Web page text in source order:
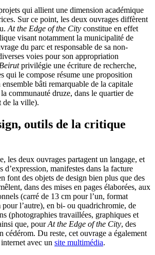
qui allient une dimension académique
Sur ce point, les deux ouvrages diffèrent
At the Edge of the City constitue en effet
visant notamment la municipalité de
du parc et responsable de sa non-
voies pour son appropriation
privilégie une écriture de recherche,
qui le compose résume une proposition
bâti remarquable de la capitale
communauté druze, dans le quartier de
de la ville).
outils de la critique
les deux ouvrages partagent un langage, et
d’expression, manifestes dans la facture
font des objets de design bien plus que des
dans des mises en pages élaborées, aux
(carré de 13 cm pour l’un, format
l’autre), en bi- ou quadrichromie, de
(photographies travaillées, graphiques et
que, pourAt the Edge of the City, des
cédérom. Du reste, cet ouvrage a également
avec un site multimédia.